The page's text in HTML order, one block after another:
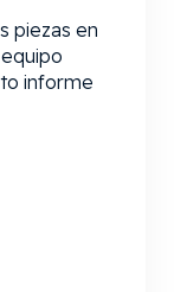
piezas en
informe